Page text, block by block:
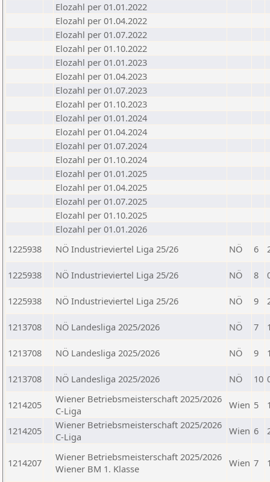
Elozahl per 01.01.2022
Elozahl per 01.04.2022
Elozahl per 01.07.2022
Elozahl per 01.10.2022
Elozahl per 01.01.2023
Elozahl per 01.04.2023
Elozahl per 01.07.2023
Elozahl per 01.10.2023
Elozahl per 01.01.2024
Elozahl per 01.04.2024
Elozahl per 01.07.2024
Elozahl per 01.10.2024
Elozahl per 01.01.2025
Elozahl per 01.04.2025
Elozahl per 01.07.2025
Elozahl per 01.10.2025
Elozahl per 01.01.2026
1225938
NÖ Industrieviertel Liga 25/26 NÖ 6
1225938 NÖ Industrieviertel Liga 25/26 NÖ 8
1225938 NÖ Industrieviertel Liga 25/26 NÖ 9
1213708 NÖ Landesliga 2025/2026 NÖ 7
1213708 NÖ Landesliga 2025/2026 NÖ 9
1213708 NÖ Landesliga 2025/2026 NÖ 10
1214205
Wiener Betriebsmeisterschaft 2025/2026
C-Liga
Wien 5
1214205
Wiener Betriebsmeisterschaft 2025/2026
C-Liga
Wien 6
1214207
Wiener Betriebsmeisterschaft 2025/2026
Wiener BM 1. Klasse
Wien 7